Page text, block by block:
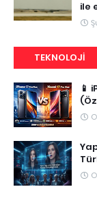
ile
TEKNOLOJI
📱